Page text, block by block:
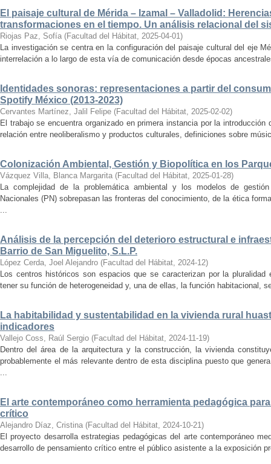
El paisaje cultural de Mérida – Izamal – Valladolid:
transformaciones en el tiempo. Un análisis relacional del
Riojas Paz, Sofía (Facultad del Hábitat, 2025-04-01)
La investigación se centra en la configuración del paisaje cultural del eje
interrelación a lo largo de esta vía de comunicación desde épocas
Identidades sonoras: representaciones a partir del
Spotify México (2013-2023)
Cervantes Martínez, Jalil Felipe (Facultad del Hábitat, 2025-02-02)
El trabajo se encuentra organizado en primera instancia por la
relación entre neoliberalismo y productos culturales, definiciones sobre
Colonización Ambiental, Gestión y Biopolítica en los
Vázquez Villa, Blanca Margarita (Facultad del Hábitat, 2025-01-28)
La complejidad de la problemática ambiental y los modelos de
Nacionales (PN) sobrepasan las fronteras del conocimiento, de la ética
...
Análisis de la percepción del deterioro estructural e
Barrio de San Miguelito, S.L.P.
López Cerda, Joel Alejandro (Facultad del Hábitat, 2024-12)
Los centros históricos son espacios que se caracterizan por la
tener su función de heterogeneidad y, una de ellas, la función habitacional,
La habitabilidad y sustentabilidad en la vivienda rural
indicadores
Vallejo Coss, Raúl Sergio (Facultad del Hábitat, 2024-11-19)
Dentro del área de la arquitectura y la construcción, la vivienda
probablemente el más relevante dentro de esta disciplina puesto que
...
El arte contemporáneo como herramienta pedagógica
crítico
Alejandro Díaz, Cristina (Facultad del Hábitat, 2024-10-21)
El proyecto desarrolla estrategias pedagógicas del arte contemporáneo
desarrollo de pensamiento crítico entre el público asistente a la exposición